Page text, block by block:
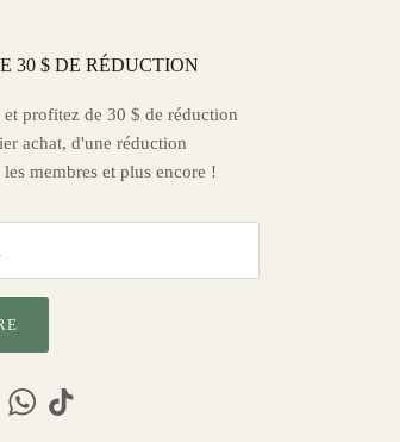
30 $ DE RÉDUCTION
profitez de 30 $ de réduction
achat, d'une réduction
membres et plus encore !
WhatsApp
TikTok